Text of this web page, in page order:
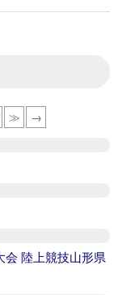
≫ →
会 陸上競技山形県